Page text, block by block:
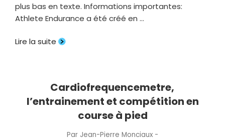
plus bas en texte. Informations importantes:
Athlete Endurance a été créé en …
Lire la suite
Cardiofrequencemetre,
l’entrainement et compétition en
course à pied
Par Jean-Pierre Monciaux -